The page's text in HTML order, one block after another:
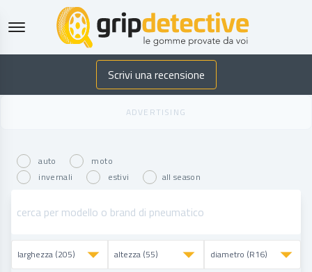
GripDetective
Scrivi una recensione
auto
moto
invernali
estivi all season